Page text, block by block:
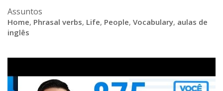
Assuntos
Home, Phrasal verbs, Life, People, Vocabulary, aulas de
inglês